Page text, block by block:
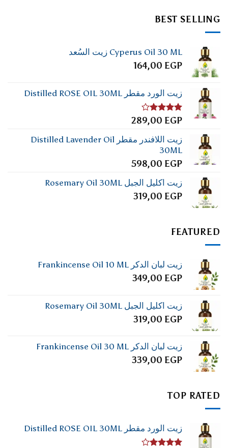
BEST SELLING
Cyperus Oil 30 ML زيت السُعد
164,00 EGP
زيت الورد مقطر Distilled ROSE OIL 30ML
تم
من
5
289,00 EGP
زيت اللافندر مقطر Distilled Lavender Oil
30ML
598,00 EGP
زيت اكليل الجبل Rosemary Oil 30ML
319,00 EGP
FEATURED
زيت لبان الدكر Frankincense Oil 10 ML
349,00 EGP
زيت اكليل الجبل Rosemary Oil 30ML
319,00 EGP
زيت لبان الدكر Frankincense Oil 30 ML
339,00 EGP
TOP RATED
زيت الورد مقطر Distilled ROSE OIL 30ML